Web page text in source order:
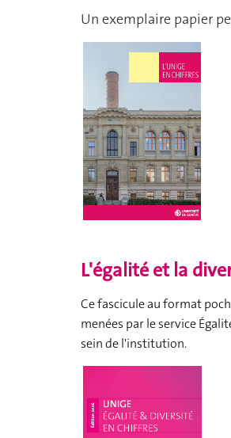
Un exemplaire papier
L'égalité et la
Ce fascicule au format
menées par le service
sein de l'institution.